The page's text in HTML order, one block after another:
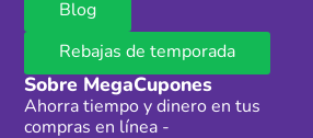
Blog
Rebajas de temporada
Sobre MegaCupones
Ahorra tiempo y dinero en tus
compras en línea -